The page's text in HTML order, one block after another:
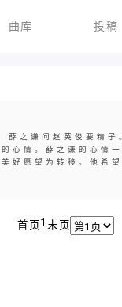
曲库 投稿
薛之谦问赵英俊要精
心情。薛之谦的心情
好愿望为转移。他希
首页 1末页